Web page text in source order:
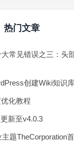
热门文章
常见错误之三：头
创建Wiki知识
化教程
新至v4.0.3
题TheCorporation